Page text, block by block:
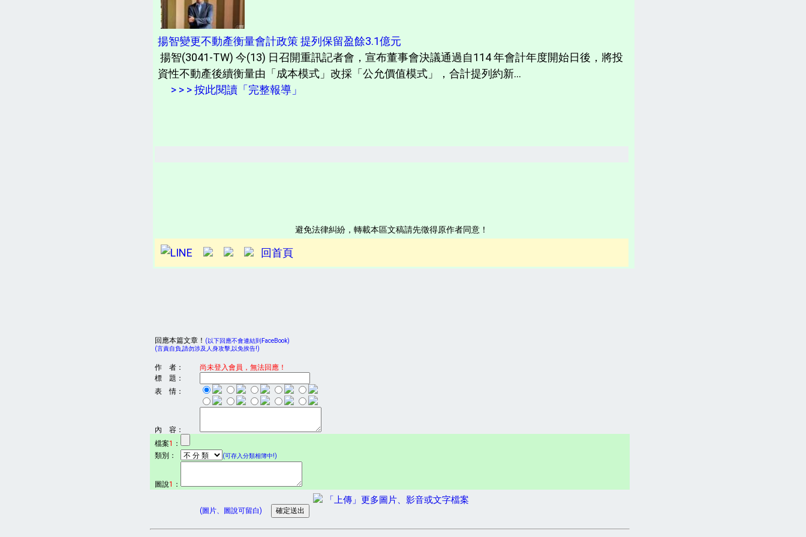
揚智變更不動產衡量會計政策 提列保留盈餘3.1億元
揚智(3041-TW) 今(13) 日召開重訊記者會，宣布董事會決議通過自114 年會計年度開始日後，將投
資性不動產後續衡量由「成本模式」改採「公允價值模式」，合計提列約新...
> > > 按此閱讀「完整報導」
避免法律糾紛，轉載本區文稿請先徵得原作者同意！
回首頁
回應本篇文章！ (以下回應不會連結到FaceBook)
(言責自負,請勿涉及人身攻擊,以免挨告!)
作 者：
尚未登入會員，無法回應！
標 題：
表 情：
內 容：
檔案1 ：
類別：
(可存入分類相簿中!)
圖說1 ：
「上傳」更多圖片、影音或文字檔案
(圖片、圖說可留白)